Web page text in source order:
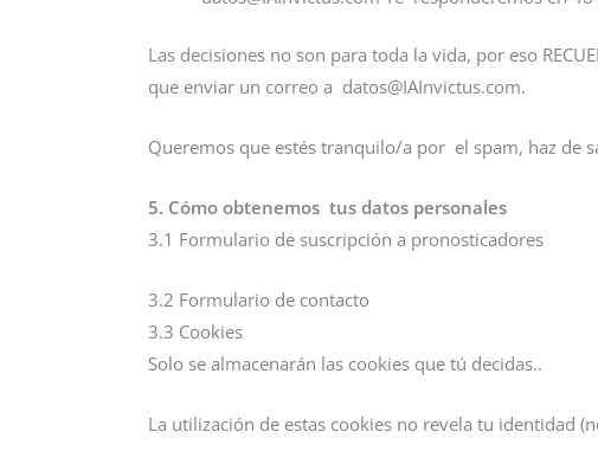
Las decisiones no son para toda la vida, por eso
que enviar un correo a datos@IAInvictus.com.
Queremos que estés tranquilo/a por el spam, haz de
5. Cómo obtenemos tus datos personales
3.1 Formulario de suscripción a pronosticadores
3.2 Formulario de contacto
3.3 Cookies
Solo se almacenarán las cookies que tú decidas..
La utilización de estas cookies no revela tu identidad